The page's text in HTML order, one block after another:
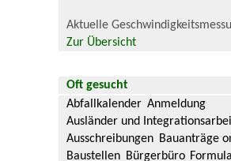
Aktuelle
Zur Übersicht
Oft gesucht
Abfallkalender Anmeldung
Ausländer und
Ausschreibungen Bauanträge
Baustellen Bürgerbüro